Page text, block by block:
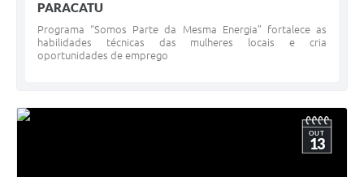
PARACATU
Programa “Somos Parte da Mesma Energia” fortalece as
habilidades técnicas das mulheres locais e cria
oportunidades de emprego
OUT
13